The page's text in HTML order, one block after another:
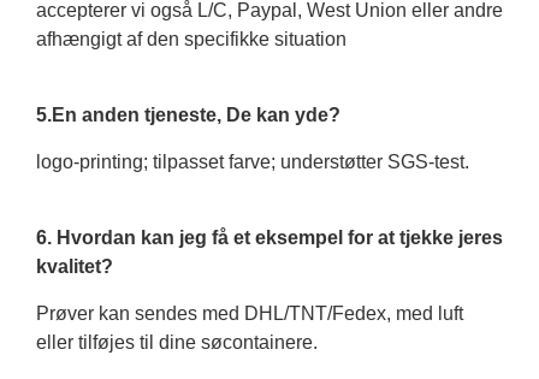
accepterer vi også L/C, Paypal, West Union eller andre
afhængigt af den specifikke situation
5.En anden tjeneste, De kan yde?
logo-printing; tilpasset farve; understøtter SGS-test.
6. Hvordan kan jeg få et eksempel for at tjekke jeres
kvalitet?
Prøver kan sendes med DHL/TNT/Fedex, med luft
eller tilføjes til dine søcontainere.